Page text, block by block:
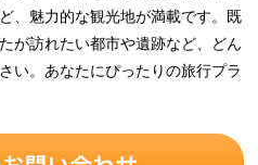
、魅力的な観光地が満載です。既
が訪れたい都市や遺跡など、どん
い。あなたにぴったりの旅行プラ